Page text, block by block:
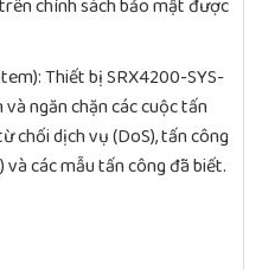
chính sách bảo mật được
Thiết bị SRX4200-SYS-
ngăn chặn các cuộc tấn
chối dịch vụ (DoS), tấn công
các mẫu tấn công đã biết.